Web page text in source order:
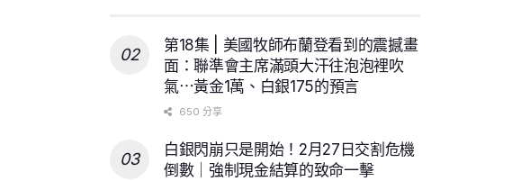
第18集 | 美國牧師布蘭登看到的震撼畫
面：聯準會主席滿頭大汗往泡泡裡吹
氣⋯黃金1萬、白銀175的預言
650 分享
白銀閃崩只是開始！2月27日交割危機
倒數｜強制現金結算的致命一擊